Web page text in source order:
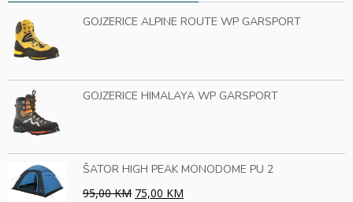
GOJZERICE ALPINE ROUTE WP GARSPORT
GOJZERICE HIMALAYA WP GARSPORT
ŠATOR HIGH PEAK MONODOME PU 2
95,00 KM 75,00 KM